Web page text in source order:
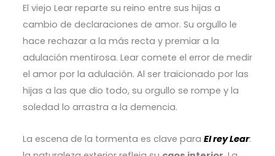
El viejo Lear reparte su reino entre sus hijas a
cambio de declaraciones de amor. Su orgullo le
hace rechazar a la más recta y premiar a la
adulación mentirosa. Lear comete el error de medir
el amor por la adulación. Al ser traicionado por las
hijas a las que dio todo, su orgullo se rompe y la
soledad lo arrastra a la demencia.
La escena de la tormenta es clave para El rey Lear: